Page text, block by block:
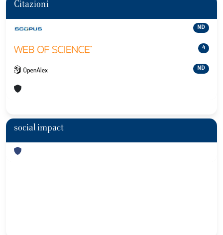
Citazioni
ND
4
ND
social impact